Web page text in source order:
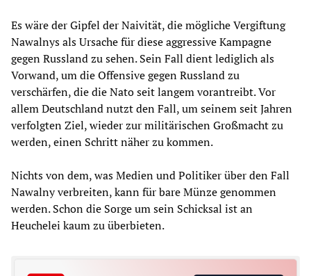
Es wäre der Gipfel der Naivität, die mögliche Vergiftung
Nawalnys als Ursache für diese aggressive Kampagne
gegen Russland zu sehen. Sein Fall dient lediglich als
Vorwand, um die Offensive gegen Russland zu
verschärfen, die die Nato seit langem vorantreibt. Vor
allem Deutschland nutzt den Fall, um seinem seit Jahren
verfolgten Ziel, wieder zur militärischen Großmacht zu
werden, einen Schritt näher zu kommen.
Nichts von dem, was Medien und Politiker über den Fall
Nawalny verbreiten, kann für bare Münze genommen
werden. Schon die Sorge um sein Schicksal ist an
Heuchelei kaum zu überbieten.